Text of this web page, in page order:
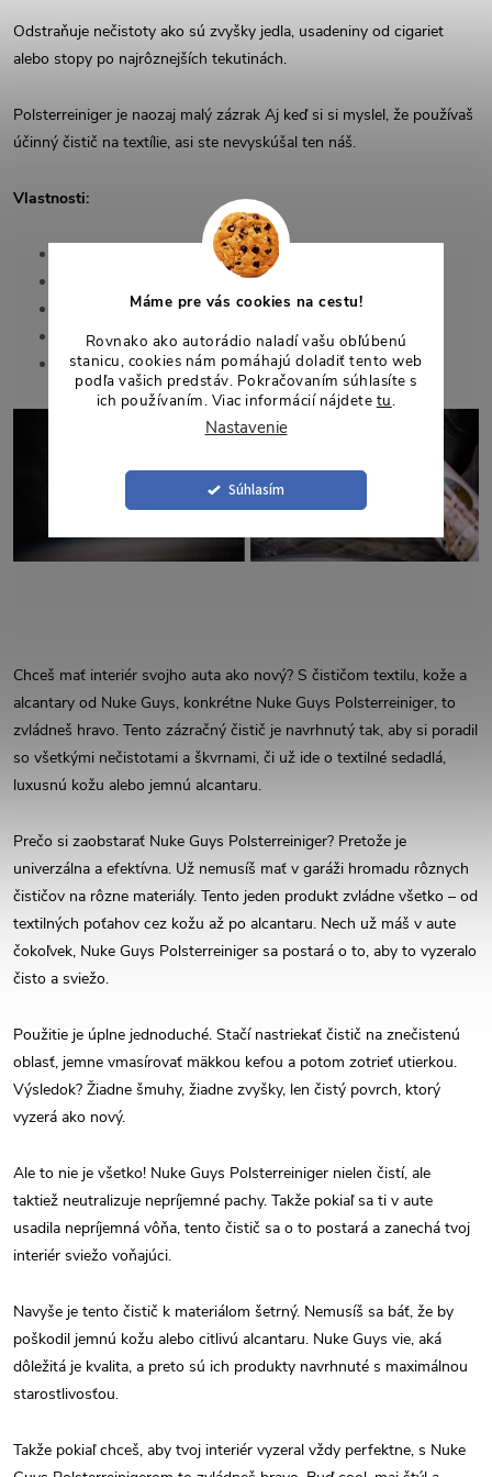
Máme pre vás cookies na cestu!
Rovnako ako autorádio naladí vašu obľúbenú
stanicu, cookies nám pomáhajú doladiť tento web
podľa vašich predstáv. Pokračovaním súhlasíte s
ich používaním. Viac informácií nájdete tu.
Nastavenie
Súhlasím
Odstraňuje nečistoty ako sú zvyšky jedla, usadeniny od cigariet
alebo stopy po najrôznejších tekutinách.
Polsterreiniger je naozaj malý zázrak Aj keď si si myslel, že používaš
účinný čistič na textílie, asi ste nevyskúšal ten náš.
Vlastnosti:
500ml fľaštička s rozprašovačom
Na všetky textílie, kožou i alcantaru
Bez problémov odstráni všetky nečistoty
Nezanecháva škvrny
Vyrobené v Nemecku
Chceš mať interiér svojho auta ako nový? S čističom textilu, kože a
alcantary od Nuke Guys, konkrétne Nuke Guys Polsterreiniger, to
zvládneš hravo. Tento zázračný čistič je navrhnutý tak, aby si poradil
so všetkými nečistotami a škvrnami, či už ide o textilné sedadlá,
luxusnú kožu alebo jemnú alcantaru.
Prečo si zaobstarať Nuke Guys Polsterreiniger? Pretože je
univerzálna a efektívna. Už nemusíš mať v garáži hromadu rôznych
čističov na rôzne materiály. Tento jeden produkt zvládne všetko – od
textilných poťahov cez kožu až po alcantaru. Nech už máš v aute
čokoľvek, Nuke Guys Polsterreiniger sa postará o to, aby to vyzeralo
čisto a sviežo.
Použitie je úplne jednoduché. Stačí nastriekať čistič na znečistenú
oblasť, jemne vmasírovať mäkkou kefou a potom zotrieť utierkou.
Výsledok? Žiadne šmuhy, žiadne zvyšky, len čistý povrch, ktorý
vyzerá ako nový.
Ale to nie je všetko! Nuke Guys Polsterreiniger nielen čistí, ale
taktiež neutralizuje nepríjemné pachy. Takže pokiaľ sa ti v aute
usadila nepríjemná vôňa, tento čistič sa o to postará a zanechá tvoj
interiér sviežo voňajúci.
Navyše je tento čistič k materiálom šetrný. Nemusíš sa báť, že by
poškodil jemnú kožu alebo citlivú alcantaru. Nuke Guys vie, aká
dôležitá je kvalita, a preto sú ich produkty navrhnuté s maximálnou
starostlivosťou.
Takže pokiaľ chceš, aby tvoj interiér vyzeral vždy perfektne, s Nuke